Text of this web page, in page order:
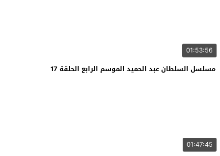
01:53:56
مسلسل السلطان عبد الحميد الموسم الرابع الحلقة 17
01:47:45